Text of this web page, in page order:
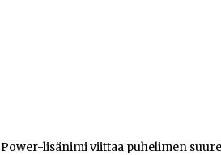
Power-lisänimi viittaa puhelimen